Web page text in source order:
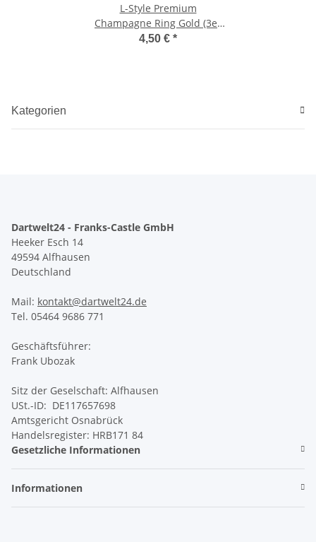
L-Style Premium
Champagne Ring Gold (3er
Set)
4,50 € *
Kategorien
Dartwelt24 - Franks-Castle GmbH
Heeker Esch 14
49594 Alfhausen
Deutschland
Mail: kontakt@dartwelt24.de
Tel. 05464 9686 771
Geschäftsführer:
Frank Ubozak
Sitz der Geselschaft: Alfhausen
USt.-ID: DE117657698
Amtsgericht Osnabrück
Handelsregister: HRB171 84
Gesetzliche Informationen
Informationen